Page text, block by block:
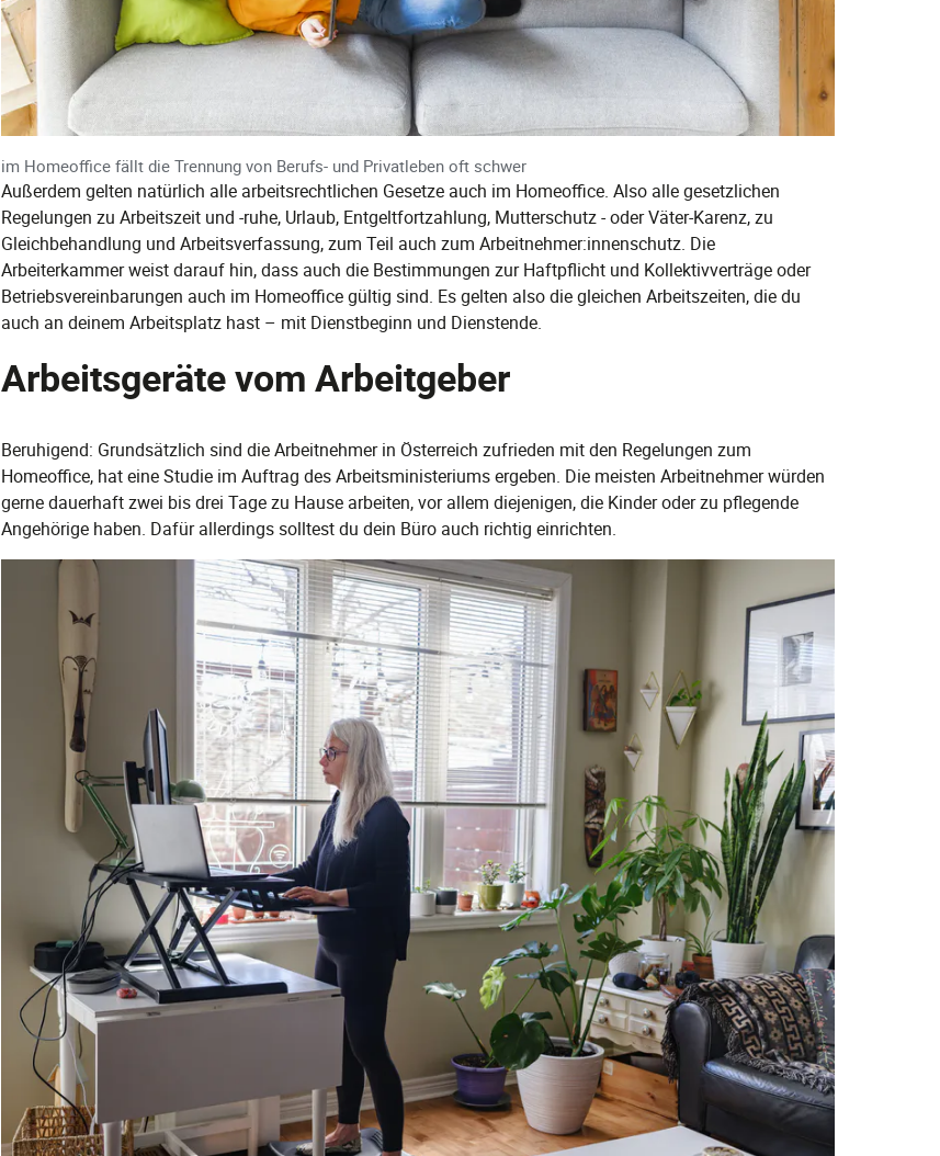
im Homeoffice fällt die Trennung von Berufs- und Privatleben oft schwer
Außerdem gelten natürlich alle arbeitsrechtlichen Gesetze auch im Homeoffice. Also alle gesetzlichen
Regelungen zu Arbeitszeit und -ruhe, Urlaub, Entgeltfortzahlung, Mutterschutz - oder Väter-Karenz, zu
Gleichbehandlung und Arbeitsverfassung, zum Teil auch zum Arbeitnehmer:innenschutz. Die
Arbeiterkammer weist darauf hin, dass auch die Bestimmungen zur Haftpflicht und Kollektivverträge oder
Betriebsvereinbarungen auch im Homeoffice gültig sind. Es gelten also die gleichen Arbeitszeiten, die du
auch an deinem Arbeitsplatz hast – mit Dienstbeginn und Dienstende.
Arbeitsgeräte vom Arbeitgeber
Beruhigend: Grundsätzlich sind die Arbeitnehmer in Österreich zufrieden mit den Regelungen zum
Homeoffice, hat eine Studie im Auftrag des Arbeitsministeriums ergeben. Die meisten Arbeitnehmer würden
gerne dauerhaft zwei bis drei Tage zu Hause arbeiten, vor allem diejenigen, die Kinder oder zu pflegende
Angehörige haben. Dafür allerdings solltest du dein Büro auch richtig einrichten.